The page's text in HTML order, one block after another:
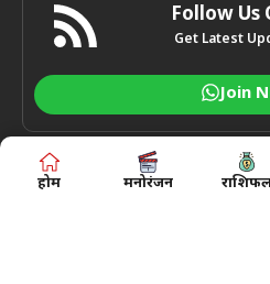
Follow Us
Get Latest
Join
होम मनोरंजन